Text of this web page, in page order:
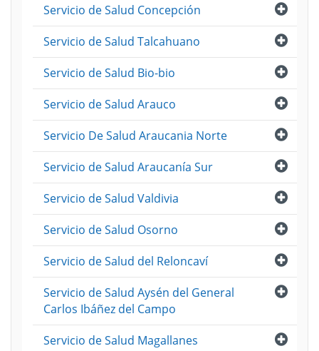
Abrir
Servicio de Salud Concepción
Abrir
Servicio de Salud Talcahuano
Abrir
Servicio de Salud Bio-bio
Abrir
Servicio de Salud Arauco
Abrir
Servicio De Salud Araucania Norte
Abrir
Servicio de Salud Araucanía Sur
Abrir
Servicio de Salud Valdivia
Abrir
Servicio de Salud Osorno
Abrir
Servicio de Salud del Reloncaví
Abrir
Servicio de Salud Aysén del General
Carlos Ibáñez del Campo
Abrir
Servicio de Salud Magallanes